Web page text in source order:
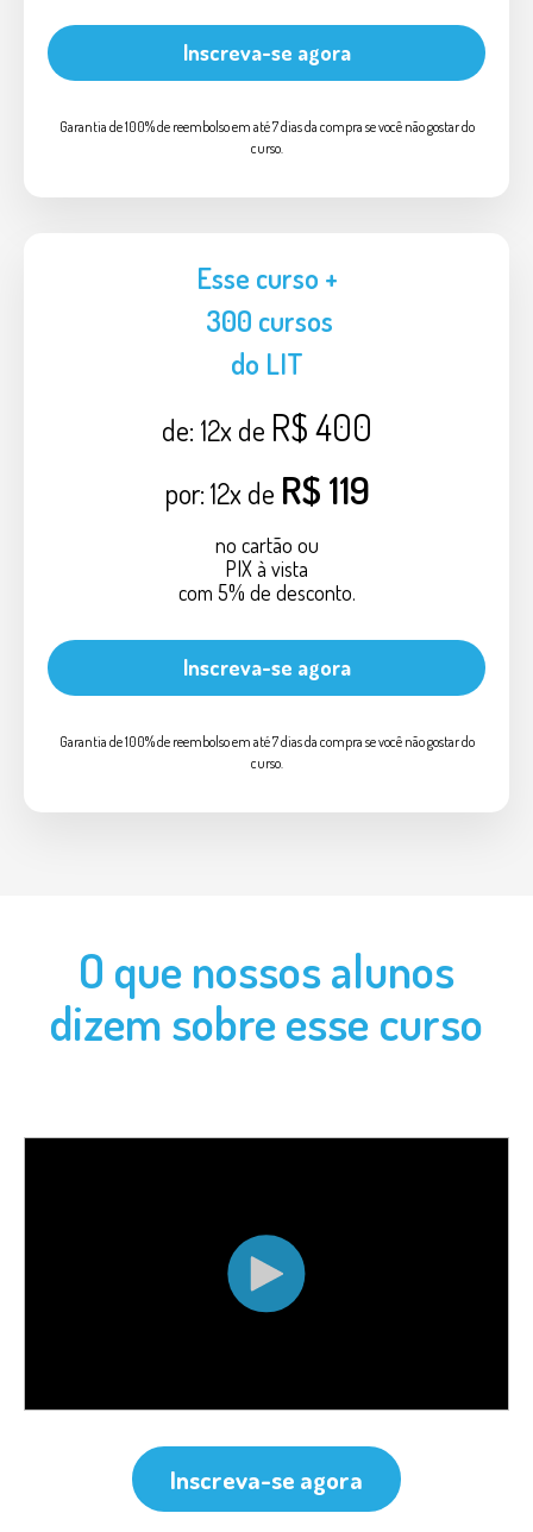
Inscreva-se agora
Garantia de 100% de reembolso em até 7 dias da compra se você não gostar do
curso.
Esse curso +
300 cursos
do LIT
de: 12x de R$ 400
por: 12x de R$ 119
no cartão ou
PIX à vista
com 5% de desconto.
Inscreva-se agora
Garantia de 100% de reembolso em até 7 dias da compra se você não gostar do
curso.
O que nossos alunos
dizem sobre esse curso
Inscreva-se agora